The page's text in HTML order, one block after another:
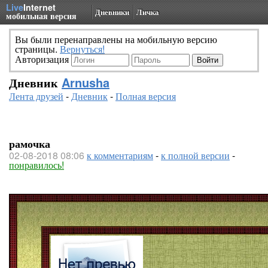
LiveInternet
мобильная версия Дневники Личка
Вы были перенаправлены на мобильную версию
страницы. Вернуться!
Авторизация
Дневник Arnusha
Лента друзей -Дневник-Полная версия
рамочка
02-08-2018 08:06 к комментариям-к полной версии -
понравилось!